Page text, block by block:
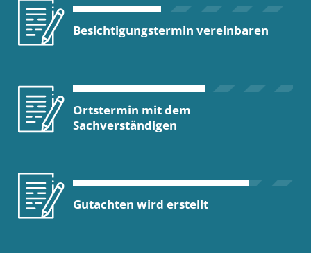
Besichtigungstermin vereinbaren
Ortstermin mit dem
Sachverständigen
Gutachten wird erstellt